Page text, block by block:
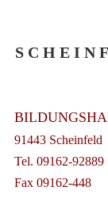
S C H E I N
91443 Scheinfeld
Tel. 09162-92889
Fax 09162-448